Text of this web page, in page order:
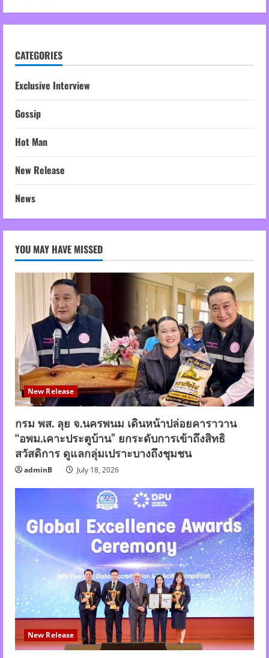
CATEGORIES
Exclusive Interview
Gossip
Hot Man
New Release
News
YOU MAY HAVE MISSED
New Release
กรม พส. ลุย จ.นครพนม เดินหน้าปล่อยคาราวาน
“อพม.เคาะประตูบ้าน” ยกระดับการเข้าถึงสิทธิ
สวัสดิการ ดูแลกลุ่มเปราะบางถึงชุมชน
adminB July 18, 2026
New Release